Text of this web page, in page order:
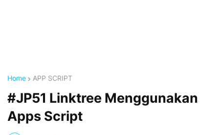
Home APP SCRIPT
#JP51 Linktree Menggunakan
Apps Script